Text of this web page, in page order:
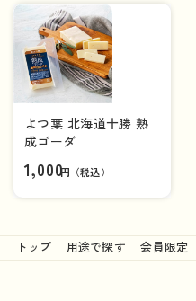
よつ葉 北海道十勝 熟
成ゴーダ
1,000円（税込）
トップ 用途で探す 会員限定